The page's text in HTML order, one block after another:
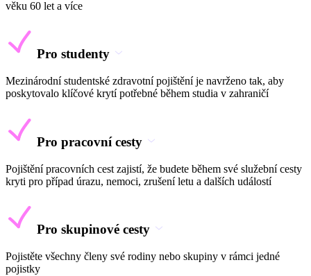
věku 60 let a více
Pro studenty
Mezinárodní studentské zdravotní pojištění je navrženo tak, aby
poskytovalo klíčové krytí potřebné během studia v zahraničí
Pro pracovní cesty
Pojištění pracovních cest zajistí, že budete během své služební cesty
kryti pro případ úrazu, nemoci, zrušení letu a dalších událostí
Pro skupinové cesty
Pojistěte všechny členy své rodiny nebo skupiny v rámci jedné
pojistky